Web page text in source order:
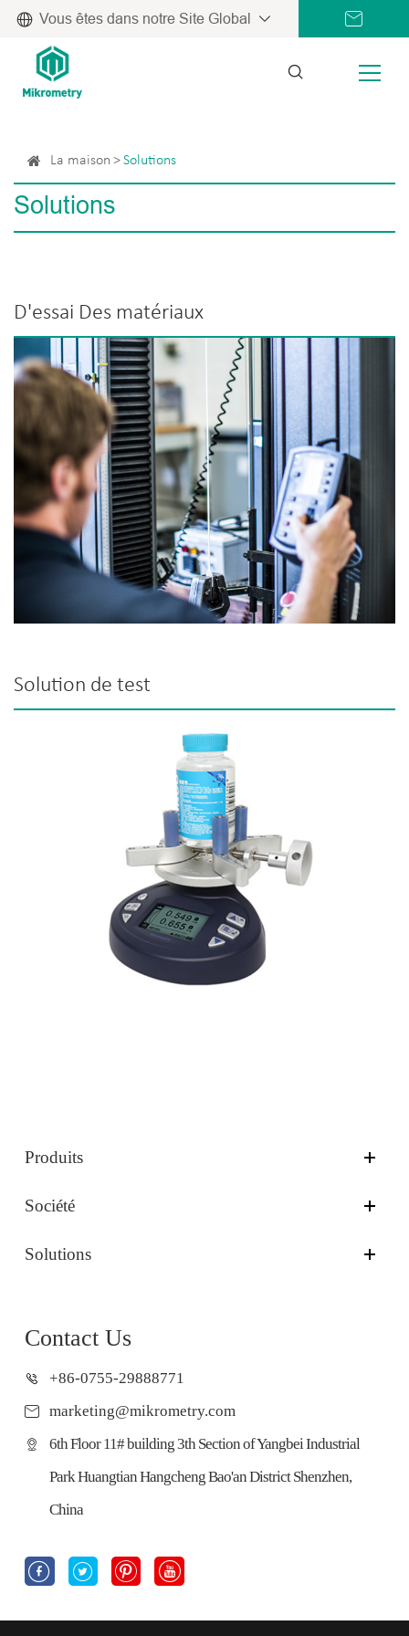
Vous êtes dans notre Site Global
La maison Solutions
Solutions
D'essai Des matériaux
Solution de test
Produits
Société
Solutions
Contact Us
+86-0755-29888771
marketing@mikrometry.com
6th Floor 11# building 3th Section of Yangbei Industrial
Park Huangtian Hangcheng Bao'an District Shenzhen,
China
   